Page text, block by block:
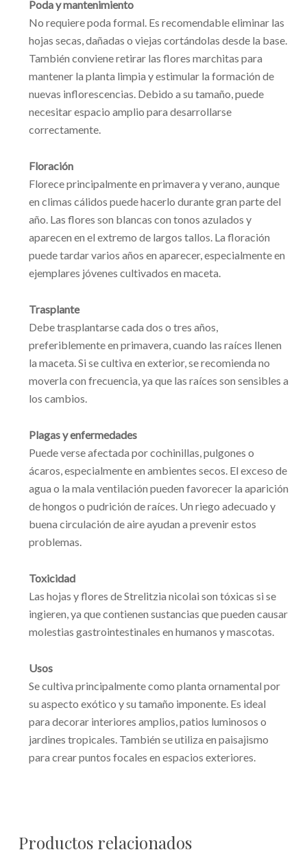
Poda y mantenimiento
No requiere poda formal. Es recomendable eliminar las
hojas secas, dañadas o viejas cortándolas desde la base.
También conviene retirar las flores marchitas para
mantener la planta limpia y estimular la formación de
nuevas inflorescencias. Debido a su tamaño, puede
necesitar espacio amplio para desarrollarse
correctamente.
Floración
Florece principalmente en primavera y verano, aunque
en climas cálidos puede hacerlo durante gran parte del
año. Las flores son blancas con tonos azulados y
aparecen en el extremo de largos tallos. La floración
puede tardar varios años en aparecer, especialmente en
ejemplares jóvenes cultivados en maceta.
Trasplante
Debe trasplantarse cada dos o tres años,
preferiblemente en primavera, cuando las raíces llenen
la maceta. Si se cultiva en exterior, se recomienda no
moverla con frecuencia, ya que las raíces son sensibles a
los cambios.
Plagas y enfermedades
Puede verse afectada por cochinillas, pulgones o
ácaros, especialmente en ambientes secos. El exceso de
agua o la mala ventilación pueden favorecer la aparición
de hongos o pudrición de raíces. Un riego adecuado y
buena circulación de aire ayudan a prevenir estos
problemas.
Toxicidad
Las hojas y flores de Strelitzia nicolai son tóxicas si se
ingieren, ya que contienen sustancias que pueden causar
molestias gastrointestinales en humanos y mascotas.
Usos
Se cultiva principalmente como planta ornamental por
su aspecto exótico y su tamaño imponente. Es ideal
para decorar interiores amplios, patios luminosos o
jardines tropicales. También se utiliza en paisajismo
para crear puntos focales en espacios exteriores.
Productos relacionados